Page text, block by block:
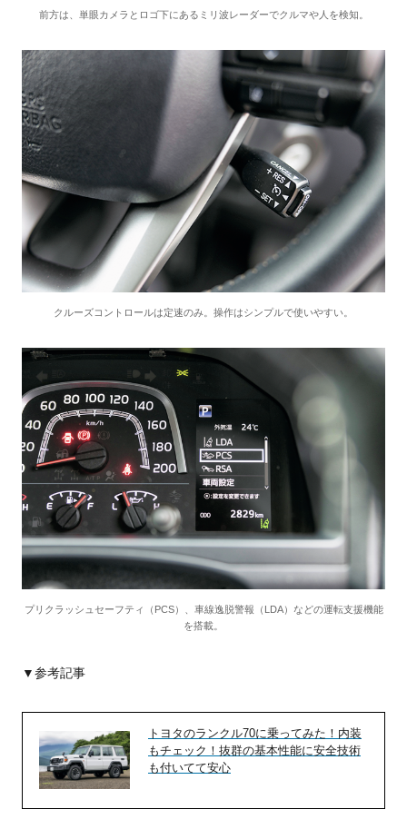
前方は、単眼カメラとロゴ下にあるミリ波レーダーでクルマや人を検知。
クルーズコントロールは定速のみ。操作はシンプルで使いやすい。
プリクラッシュセーフティ（PCS）、車線逸脱警報（LDA）などの運転支援機能
を搭載。
▼参考記事
トヨタのランクル70に乗ってみた！内装
もチェック！抜群の基本性能に安全技術
も付いてて安心